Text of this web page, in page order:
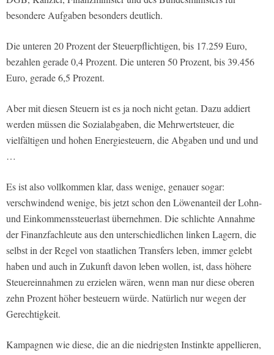
besondere Aufgaben besonders deutlich.
Die unteren 20 Prozent der Steuerpflichtigen, bis 17.259 Euro,
bezahlen gerade 0,4 Prozent. Die unteren 50 Prozent, bis 39.456
Euro, gerade 6,5 Prozent.
Aber mit diesen Steuern ist es ja noch nicht getan. Dazu addiert
werden müssen die Sozialabgaben, die Mehrwertsteuer, die
vielfältigen und hohen Energiesteuern, die Abgaben und und und
…
Es ist also vollkommen klar, dass wenige, genauer sogar:
verschwindend wenige, bis jetzt schon den Löwenanteil der Lohn-
und Einkommenssteuerlast übernehmen. Die schlichte Annahme
der Finanzfachleute aus den unterschiedlichen linken Lagern, die
selbst in der Regel von staatlichen Transfers leben, immer gelebt
haben und auch in Zukunft davon leben wollen, ist, dass höhere
Steuereinnahmen zu erzielen wären, wenn man nur diese oberen
zehn Prozent höher besteuern würde. Natürlich nur wegen der
Gerechtigkeit.
Kampagnen wie diese, die an die niedrigsten Instinkte appellieren,